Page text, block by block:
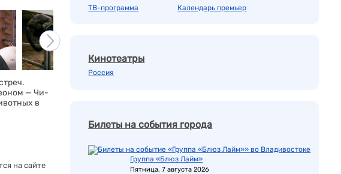
— Чи-
в
на сайте
ТВ-программа
Календарь премьер
Кинотеатры
Россия
Билеты на события города
Группа «Блюз Лайм»
Пятница, 7 августа 2026